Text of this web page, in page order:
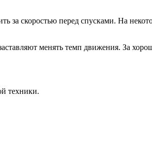
за скоростью перед спусками. На
менять темп движения. За
техники.